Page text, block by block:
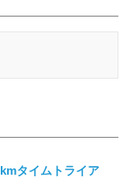
タイムトライア